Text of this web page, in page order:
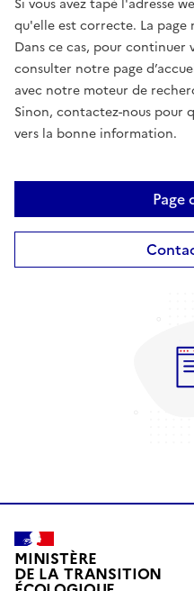
Si vous avez tapé l'adresse
qu'elle est correcte. La page
Dans ce cas, pour continuer
consulter notre page
avec notre moteur de
Sinon, contactez-nous pour
vers la bonne information.
Page
MINISTÈRE
DE LA TRANSITION